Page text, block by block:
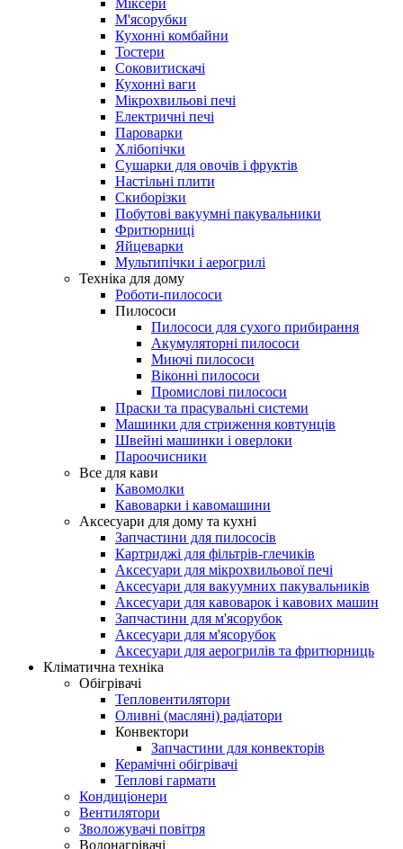
М'ясорубки
Кухонні комбайни
Тостери
Соковитискачі
Кухонні ваги
Мікрохвильові печі
Електричні печі
Пароварки
Хлібопічки
Сушарки для овочів і фруктів
Настільні плити
Скиборізки
Побутові вакуумні пакувальники
Фритюрниці
Яйцеварки
Мультипічки і аерогрилі
Техніка для дому
Роботи-пилососи
Пилососи
Пилососи для сухого прибирання
Акумуляторні пилососи
Миючі пилососи
Віконні пилососи
Промислові пилососи
Праски та прасувальні системи
Машинки для стриження ковтунців
Швейні машинки і оверлоки
Пароочисники
Все для кави
Кавомолки
Кавоварки і кавомашини
Аксесуари для дому та кухні
Запчастини для пилососів
Картриджі для фільтрів-глечиків
Аксесуари для мікрохвильової печі
Аксесуари для вакуумних пакувальників
Аксесуари для кавоварок і кавових машин
Запчастини для м'ясорубок
Аксесуари для м'ясорубок
Аксесуари для аерогрилів та фритюрниць
Кліматична техніка
Обігрівачі
Тепловентилятори
Оливні (масляні) радіатори
Конвектори
Запчастини для конвекторів
Керамічні обігрівачі
Теплові гармати
Кондиціонери
Вентилятори
Зволожувачі повітря
Водонагрівачі